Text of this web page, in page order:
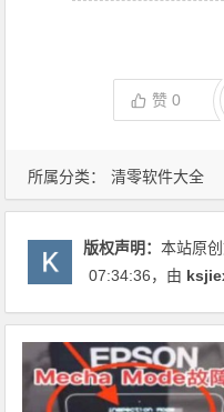
所属分类： 清零软件大全
赞0
版权声明：本站原
07:34:36，由